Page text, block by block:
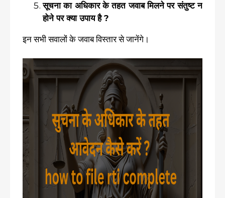
सूचना का अधिकार के तहत जवाब मिलने पर संतुष्ट न
होने पर क्या उपाय है ?
इन सभी सवालों के जवाब विस्तार से जानेंगे।